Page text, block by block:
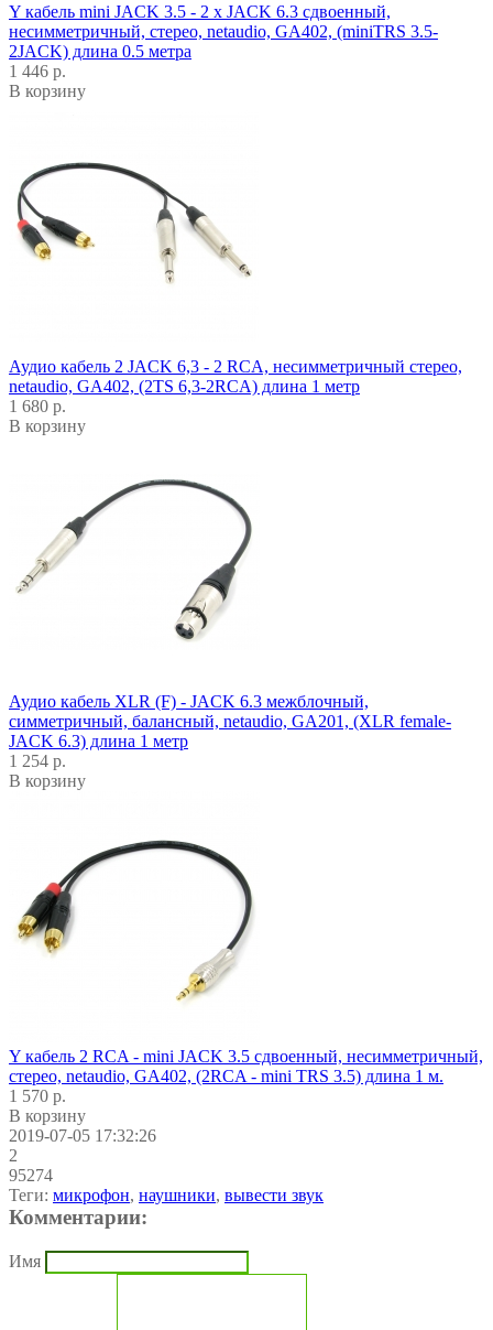
Y кабель mini JACK 3.5 - 2 x JACK 6.3 сдвоенный,
несимметричный, стерео, netaudio, GA402, (miniTRS 3.5-
2JACK) длина 0.5 метра
1 446 р.
В корзину
Аудио кабель 2 JACK 6,3 - 2 RCA, несимметричный стерео,
netaudio, GA402, (2TS 6,3-2RCA) длина 1 метр
1 680 р.
В корзину
Аудио кабель XLR (F) - JACK 6.3 межблочный,
симметричный, балансный, netaudio, GA201, (XLR female-
JACK 6.3) длина 1 метр
1 254 р.
В корзину
Y кабель 2 RCA - mini JACK 3.5 сдвоенный, несимметричный,
стерео, netaudio, GA402, (2RCA - mini TRS 3.5) длина 1 м.
1 570 р.
В корзину
2019-07-05 17:32:26
2
95274
Теги: микрофон, наушники, вывести звук
Комментарии:
Имя